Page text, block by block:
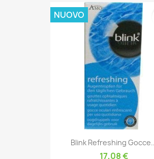
Blink Refreshing
17,08 €
NUOVO